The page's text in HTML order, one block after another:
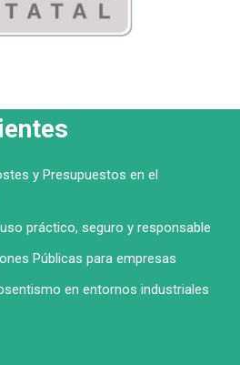
y Presupuestos en el
práctico, seguro y responsable
Públicas para empresas
en entornos industriales